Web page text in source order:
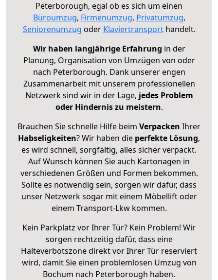
Peterborough, egal ob es sich um einen
Büroumzug, Firmenumzug, Privatumzug,
Seniorenumzug oder Klaviertransporthandelt.
Wir haben langjährige Erfahrung in der
Planung, Organisation von Umzügen von oder
nach Peterborough. Dank unserer engen
Zusammenarbeit mit unserem professionellen
Netzwerk sind wir in der Lage, jedes Problem
oder Hindernis zu meistern.
Brauchen Sie schnelle Hilfe beim Verpacken Ihrer
Habseligkeiten? Wir haben die perfekte Lösung,
es wird schnell, sorgfältig, alles sicher verpackt.
Auf Wunsch können Sie auch Kartonagen in
verschiedenen Größen und Formen bekommen.
Sollte es notwendig sein, sorgen wir dafür, dass
unser Netzwerk sogar mit einem Möbellift oder
einem Transport-Lkw kommen.
Kein Parkplatz vor Ihrer Tür? Kein Problem! Wir
sorgen rechtzeitig dafür, dass eine
Halteverbotszone direkt vor Ihrer Tür reserviert
wird, damit Sie einen problemlosen Umzug von
Bochum nach Peterborough haben.